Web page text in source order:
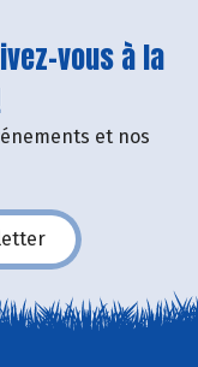
vous à la
et nos